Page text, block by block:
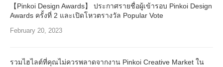
【Pinkoi Design Awards】 ประกาศรายชื่อผู้เข้ารอบ Pinkoi Design
Awards ครั้งที่ 2 และเปิดโหวตรางวัล Popular Vote
February 20, 2023
รวมไฮไลต์ที่คุณไม่ควรพลาดจากงาน Pinkoi Creative Market ใน